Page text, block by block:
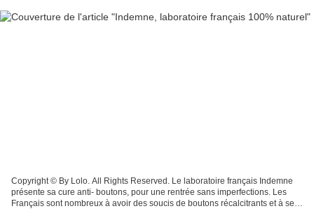
Copyright © By Lolo. All Rights Reserved. Le laboratoire français Indemne
présente sa cure anti- boutons, pour une rentrée sans imperfections. Les
Français sont nombreux à avoir des soucis de boutons récalcitrants et à se